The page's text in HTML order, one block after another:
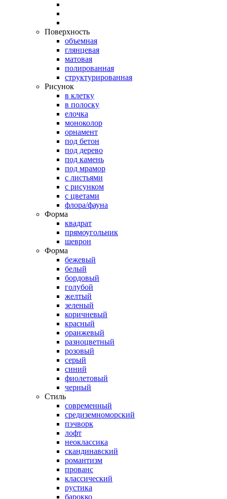
Поверхность
объемная
глянцевая
матовая
полированная
структурированная
Рисунок
в клетку
в полоску
елочка
моноколор
орнамент
под бетон
под дерево
под камень
под мрамор
с листьями
с рисунком
с цветами
флора/фауна
Форма
квадрат
прямоугольник
шеврон
Форма
бежевый
белый
бордовый
голубой
желтый
зеленый
коричневый
красный
оранжевый
разноцветный
розовый
серый
синий
фиолетовый
черный
Стиль
современный
средиземноморский
пэчворк
лофт
неоклассика
скандинавский
романтизм
прованс
классический
рустика
барокко